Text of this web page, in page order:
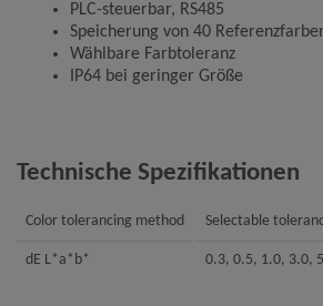
PLC-steuerbar, RS485
Speicherung von 40
Wählbare Farbtoleranz
IP64 bei geringer Größe
Technische Spezifikationen
Color tolerancing method
dE L*a*b*
Selectable
0.3, 0.5, 1.0, 3.0,